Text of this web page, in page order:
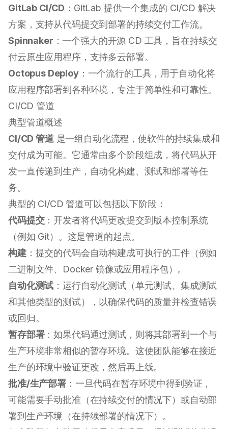
GitLab CI/CD ：GitLab 提供一个集成的 CI/CD 解决
方案，支持从代码提交到部署的持续交付工作流。
Spinnaker ：一个强大的开源 CD 工具，旨在持续交
付云原生应用程序，支持多云部署。
Octopus Deploy：一个流行的工具，用于自动化将
应用程序部署到各种环境，专注于简单性和可靠性。
CI/CD 管道
典型管道概述
CI/CD 管道是一组自动化流程，使软件的持续集成和
交付成为可能。它通常由多个阶段组成，将代码从开
发一直传递到生产，自动化构建、测试和部署等任
务。
典型的 CI/CD 管道可以包括以下阶段：
代码提交：开发者将代码更改提交到版本控制系统
（例如 Git）。这是管道的起点。
构建：提交的代码会自动构建成可执行的工件（例如
二进制文件、Docker 镜像或应用程序包）。
自动化测试 ：运行自动化测试（单元测试、集成测试
和其他类型的测试），以确保代码的质量并检查错误
或回归。
暂存部署：如果代码通过测试，则将其部署到一个与
生产环境非常相似的暂存环境。这使团队能够在接近
生产的环境中验证更改，然后再上线。
批准/生产部署：一旦代码在暂存环境中得到验证，
可能需要手动批准（在持续交付的情况下）或自动部
署到生产环境（在持续部署的情况下）。